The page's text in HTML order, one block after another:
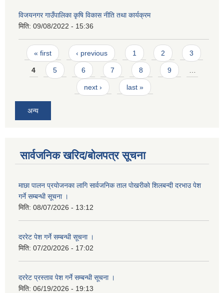
विजयनगर गाउँपालिका कृषि विकास नीति तथा कार्यक्रम
मिति: 09/08/2022 - 15:36
Pages
« first ‹ previous 1 2 3
4 5 6 7 8 9 …
next › last »
अन्य
सार्वजनिक खरिद/बोलपत्र सूचना
माछा पालन प्रयाेजनका लागि सार्वजनिक ताल पाेखरीकाे शिलबन्दी दरभाउ पेश
गर्ने सम्बन्धी सूचना ।
मिति: 08/07/2026 - 13:12
दररेट पेश गर्ने सम्बन्धी सूचना ।
मिति: 07/20/2026 - 17:02
दररेट प्रस्ताव पेश गर्ने सम्बन्धी सूचना ।
मिति: 06/19/2026 - 19:13